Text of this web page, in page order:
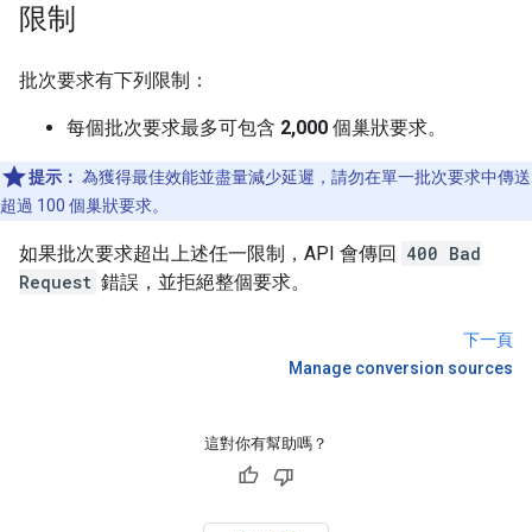
限制
批次要求有下列限制：
每個批次要求最多可包含 2,000 個巢狀要求。
提示： 為獲得最佳效能並盡量減少延遲，請勿在單一批次要求中傳送
超過 100 個巢狀要求。
如果批次要求超出上述任一限制，API 會傳回 400 Bad
Request 錯誤，並拒絕整個要求。
下一頁
Manage conversion sources
這對你有幫助嗎？